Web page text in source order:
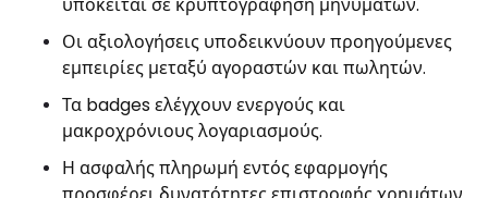
Οι αξιολογήσεις υποδεικνύουν προηγούμενες
εμπειρίες μεταξύ αγοραστών και πωλητών.
Τα badges ελέγχουν ενεργούς και
μακροχρόνιους λογαριασμούς.
Η ασφαλής πληρωμή εντός εφαρμογής